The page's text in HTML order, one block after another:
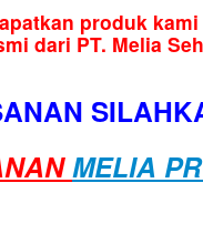
produk
dari PT. Melia
MELIA